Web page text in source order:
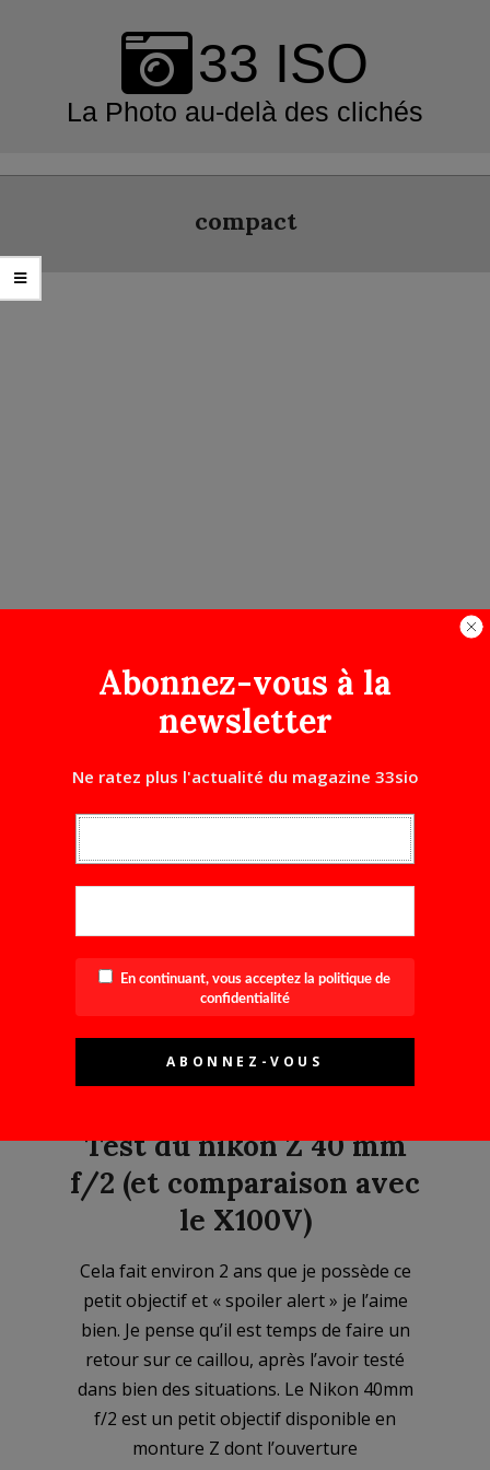
33 ISO
La Photo au-delà des clichés
Primary
compact
Test du nikon Z 40 mm
f/2 (et comparaison avec
le X100V)
03-
Cela fait environ 2 ans que je possède ce
petit objectif et « spoiler alert » je l’aime
bien. Je pense qu’il est temps de faire un
retour sur ce caillou, après l’avoir testé
dans bien des situations. Le Nikon 40mm
f/2 est un petit objectif disponible en
monture Z dont l’ouverture
Abonnez-vous à la
newsletter
Ne ratez plus l'actualité du magazine 33sio
En continuant, vous acceptez la politique de
confidentialité